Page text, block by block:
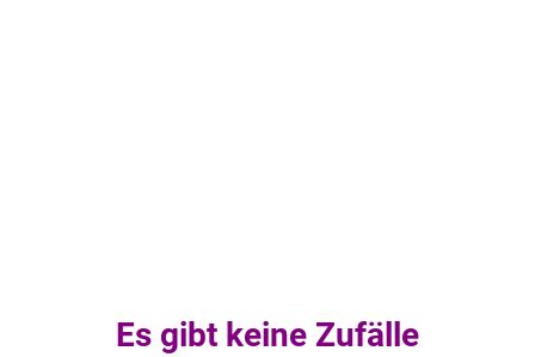
Es gibt keine Zufälle